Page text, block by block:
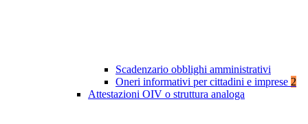
Scadenzario obblighi amministrativi
Oneri informativi per cittadini e imprese 2
Attestazioni OIV o struttura analoga